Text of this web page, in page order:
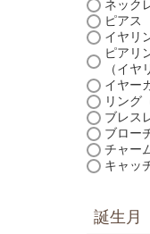
ネック
ピアス
イヤリ
ピアリ
（イヤ
イヤー
リング
ブレス
ブロー
チャー
キャッ
誕生月